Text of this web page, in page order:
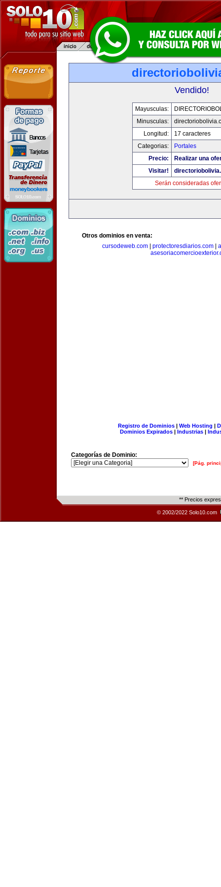
Vendido!
Mayusculas:
Minusculas:
Longitud:
17 caracteres
Categorias:
Portales
Precio:
Realizar una
Visitar!
Serán consideradas
Otros dominios en venta:
cursodeweb.com
protectoresdiarios.com
Registro de Dominios| Web Hosting |
Dominios Expirados | Industrias |
Categorías de Dominio:
[Pág.
** Precios
© 2002/2022 Solo10.com